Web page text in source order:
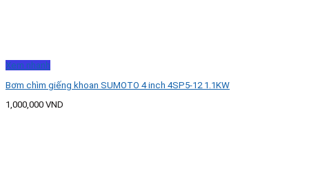
Xem nhanh
Bơm chìm giếng khoan SUMOTO 4 inch 4SP5-12 1.1KW
1,000,000 VND